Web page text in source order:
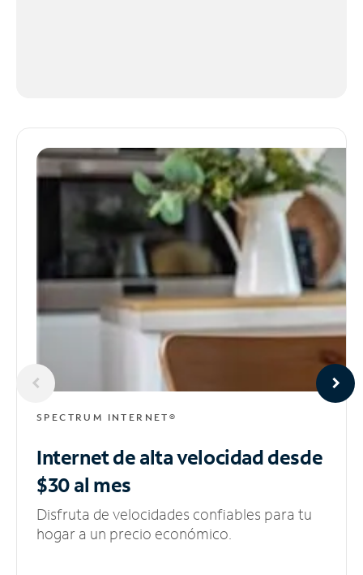
SPECTRUM INTERNET®
Internet de alta velocidaddesde
$30 al mes
Disfruta de velocidades confiables para tu
hogar a un precio económico.